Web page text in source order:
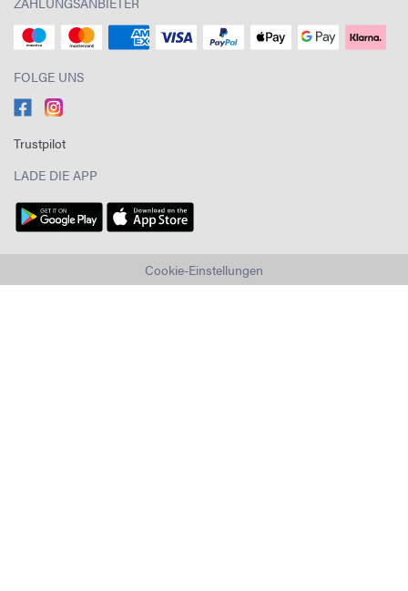
FOLGE UNS
Trustpilot
LADE DIE APP
Cookie-Einstellungen